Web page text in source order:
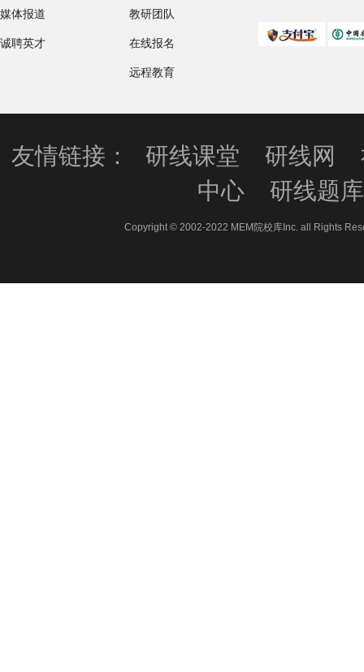
媒体报道
诚聘英才
教研团队
在线报名
远程教育
友情链接： 研线课堂 研线网
中心
研线题库
Copyright © 2002-2022 MEM院校库Inc. all Rights